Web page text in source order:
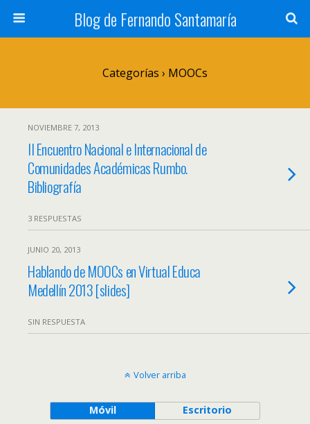
Blog de Fernando Santamaría
Categorías › MOOCs
NOVIEMBRE 7, 2013
II Encuentro Nacional e Internacional de
Comunidades Académicas Rumbo.
Bibliografía
3 RESPUESTAS
JUNIO 20, 2013
Hablando de MOOCs en Virtual Educa
Medellín 2013 [slides]
SIN RESPUESTA
Volver arriba
Móvil Escritorio